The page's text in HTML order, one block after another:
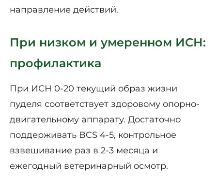
направление действий.
При низком и умеренном ИСН:
профилактика
При ИСН 0-20 текущий образ жизни
пуделя соответствует здоровому опорно-
двигательному аппарату. Достаточно
поддерживать BCS 4-5, контрольное
взвешивание раз в 2-3 месяца и
ежегодный ветеринарный осмотр.